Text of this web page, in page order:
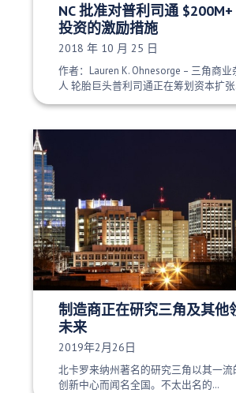
NC 批准对普利司通
投资的激励措施
发布日期：
2018 年 10 月 25 日
作者：Lauren K. Ohnesorge – 三角商
人 轮胎巨头普利司通正在筹划资本扩
制造商正在研究三角及其他
未来
发布日期：
2019年2月26日
北卡罗来纳州著名的研究三角以其一流
创新中心而闻名全国。不太出名的…